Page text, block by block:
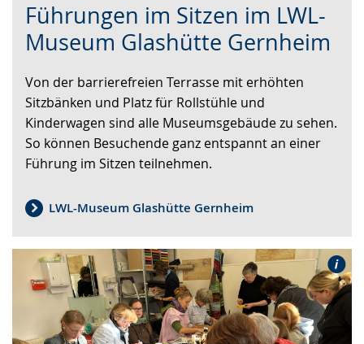
Führungen im Sitzen im LWL-
Museum Glashütte Gernheim
Leichten
Sprache
wechseln.
Audio-
Unterstützung.
Video
in
Deutscher
Gebärdensprache
wird
angezeigt.
Von der barrierefreien Terrasse mit erhöhten
Sitzbänken und Platz für Rollstühle und
Kinderwagen sind alle Museumsgebäude zu sehen.
So können Besuchende ganz entspannt an einer
Führung im Sitzen teilnehmen.
LWL-Museum Glashütte Gernheim